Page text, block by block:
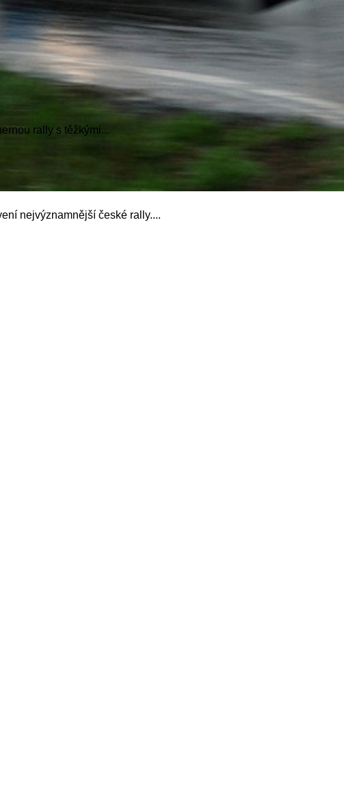
rally s těžkými...
nejvýznamnější české rally....